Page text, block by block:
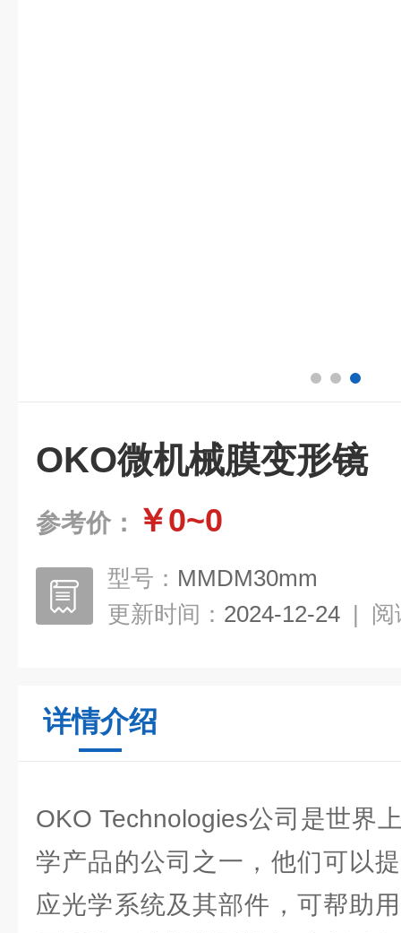
OKO微机械膜变形镜
参考价： ￥0~0
型号： MMDM30mm
更新时间： 2024-12-24 | 阅
详情介绍
OKO Technologies公司是世界
学产品的公司之一，他们可以
应光学系统及其部件，可帮助